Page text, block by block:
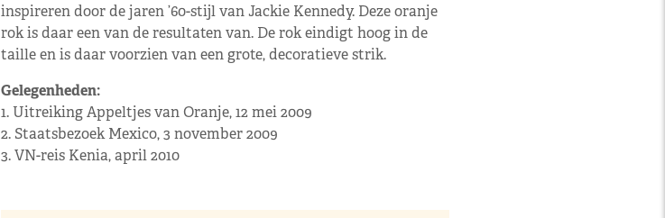
inspireren door de jaren ’60-stijl van Jackie Kennedy. Deze oranje
rok is daar een van de resultaten van. De rok eindigt hoog in de
taille en is daar voorzien van een grote, decoratieve strik.
Gelegenheden:
1. Uitreiking Appeltjes van Oranje, 12 mei 2009
2. Staatsbezoek Mexico, 3 november 2009
3. VN-reis Kenia, april 2010